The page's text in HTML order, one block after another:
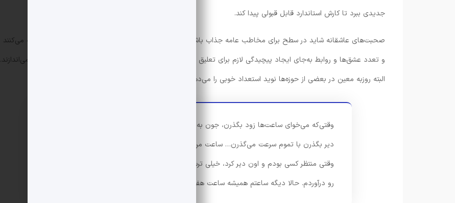
جدیدی ببرد تا کارش استاندارد قابل قبولی پیدا کند.
صحبت‌های عاشقانه شاید در سطح برای مخاطب عامه جذاب باشند اما وقتی با عمق زیادی همراه نمی‌شوند بازتولید کلیشه می‌کنند
و تعدد عشق‌ها و روابط به‌جای ایجاد پیچیدگی لازم برای تعلیق و جلو بردن مخاطب، ما را یاد شبکه‌های ماهواره‌ای ترکی می‌اندازند.
البته روزبه معین در بعضی از حوزه‌ها نوید استعداد خوبی را می‌دهد برای مثال لفاظی کردن را خوب بلد است:
وقتی‌که می‌خوای ساعت‌ها زود بگذرن، جون به لبت می‌کنن و دیر می‌گذرن اما وقتی‌که می‌خوای
دیر بگذرن با تموم سرعت می‌گذرن… ساعت من دیگه تیک‌تاک نمی‌کنه، چون یه روز ساعت هفت
وقتی منتظر کسی بودم و اون دیر کرد، خیلی ترسیدم که یه وقت نیاد، واسه همین باطری ساعتم
رو درآوردم. حالا دیگه ساعتم همیشه ساعت هفت رو نشون می‌ده.